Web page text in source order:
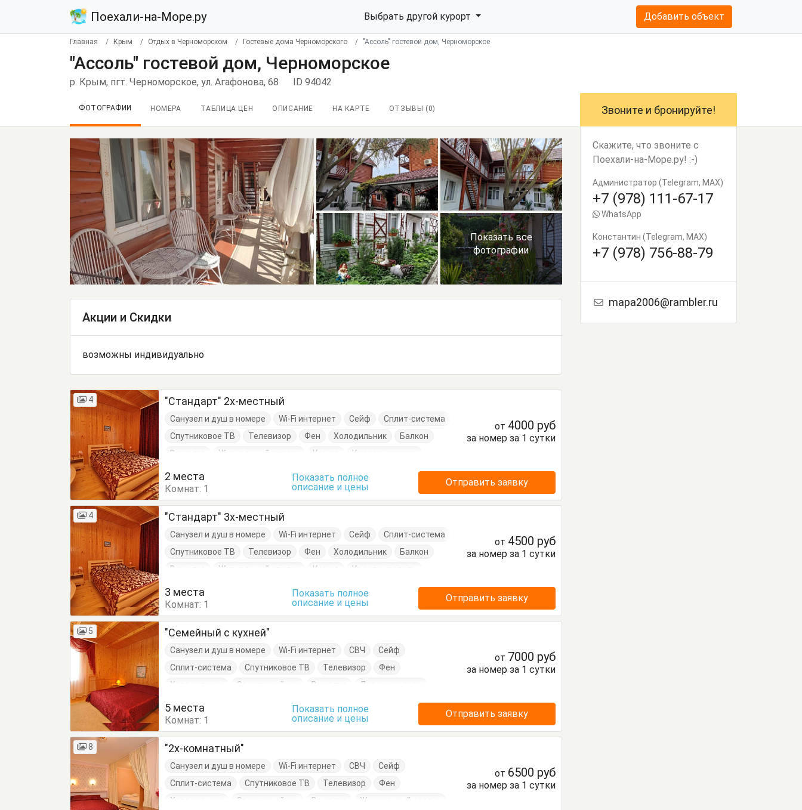
Поехали-на-Море.ру Выбрать другой курорт Добавить объект
Главная Крым Отдых в Черноморском Гостевые дома Черноморского "Ассоль" гостевой дом, Черноморское
"Ассоль" гостевой дом, Черноморское
р. Крым, пгт. Черноморское, ул. Агафонова, 68 ID 94042
ФОТОГРАФИИ НОМЕРА ТАБЛИЦА ЦЕН ОПИСАНИЕ НА КАРТЕ ОТЗЫВЫ ( 0)
Показать все
фотографии
Акции и Скидки
возможны индивидуально
4 "Стандарт" 2х-местный
Санузел и душ в номере Wi-Fi интернет Сейф
Сплит-система
Спутниковое ТВ
Телевизор Фен Холодильник
Балкон
Вешалка
Журнальный столик Комод
Кресло-кровать
Стол
Стулья
Тумбочки Шкаф
от 4000 руб
за номер за 1 сутки
2 места
Комнат: 1
Показать полное
описание и цены
Отправить заявку
4 "Стандарт" 3х-местный
Санузел и душ в номере Wi-Fi интернет Сейф
Сплит-система
Спутниковое ТВ
Телевизор Фен Холодильник
Балкон
Вешалка
Журнальный столик Комод
Кресло-кровать
Стол
Стулья
Тумбочки Шкаф
от 4500 руб
за номер за 1 сутки
3 места
Комнат: 1
Показать полное
описание и цены
Отправить заявку
5 "Семейный с кухней"
Санузел и душ в номере Wi-Fi интернет СВЧ
Сейф
Сплит-система
Спутниковое ТВ Телевизор
Фен
Холодильник
Электрочайник Вешалка
Диван-кровать
Журнальный столик
Кровати двуспальные
Кровати односпальные
Кухонный стол
Обеденный стол
Посуда
Стол Стулья Тумбочки Шкаф
от 7000 руб
за номер за 1 сутки
5 места
Комнат: 1
Показать полное
описание и цены
Отправить заявку
8 "2х-комнатный"
Санузел и душ в номере Wi-Fi интернет СВЧ
Сейф
Сплит-система
Спутниковое ТВ Телевизор
Фен
Холодильник
Электрочайник Вешалка
Журнальный столик
от 6500 руб
за номер за 1 сутки
Звоните и бронируйте!
Скажите, что звоните с
Поехали-на-Море.ру! :-)
Администратор (Telegram, MAX)
+7 (978) 111-67-17
WhatsApp
Константин (Telegram, MAX)
+7 (978) 756-88-79
mapa2006@rambler.ru